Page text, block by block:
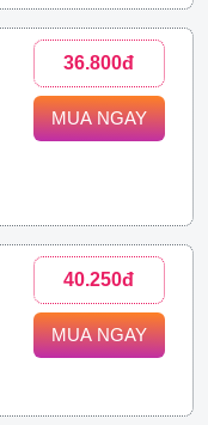
36.800đ
MUA NGAY
40.250đ
MUA NGAY